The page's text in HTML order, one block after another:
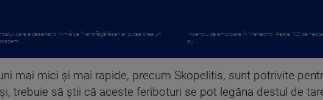
care a desenat o inimă pe Transfăgărășan ar putea crea un
...
Incendiu de amploare în Mehedinți. Peste 100 de
au ...
mai mici și mai rapide, precum Skopelitis, sunt potrivite
trebuie să știi că aceste feriboturi se pot legăna destul de